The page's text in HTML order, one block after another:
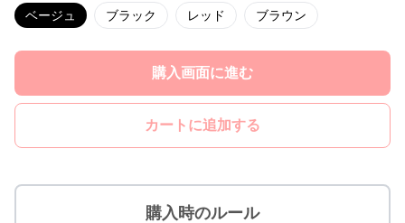
ベージュ ブラック レッド ブラウン
購入画面に進む
カートに追加する
購入時のルール